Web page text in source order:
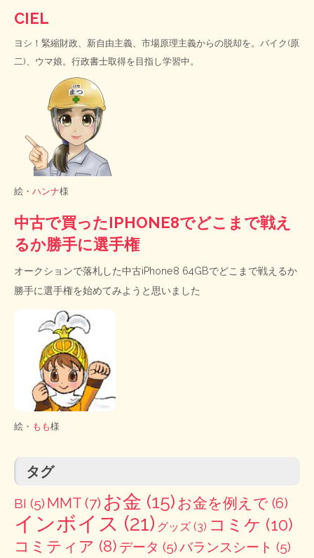
CIEL
ヨシ！緊縮財政、新自由主義、市場原理主義からの脱却を。バイク(原
二)、ウマ娘。行政書士取得を目指し学習中。
絵・ ハンナ様
中古で買ったIPHONE8でどこまで戦え
るか勝手に選手権
オークションで落札した中古iPhone8 64GBでどこまで戦えるか
勝手に選手権を始めてみようと思いました
絵・ もも様
タグ
BI (5) MMT (7) お金 (15) お金を例えで (6)
インボイス (21) グッズ (3) コミケ (10)
コミティア (8) データ (5)バランスシート (5)